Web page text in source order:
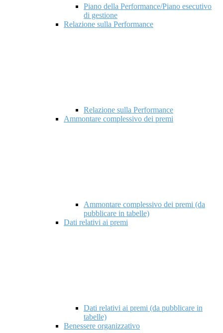
Piano della Performance/Piano esecutivo
di gestione
Relazione sulla Performance
Relazione sulla Performance
Ammontare complessivo dei premi
Ammontare complessivo dei premi (da
pubblicare in tabelle)
Dati relativi ai premi
Dati relativi ai premi (da pubblicare in
tabelle)
Benessere organizzativo